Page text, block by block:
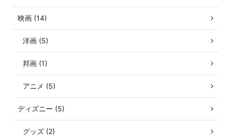
映画 (14)
洋画 (5)
邦画 (1)
アニメ (5)
ディズニー (5)
グッズ (2)